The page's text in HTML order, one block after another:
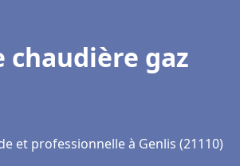
chaudière gaz
et professionnelle à Genlis (21110)